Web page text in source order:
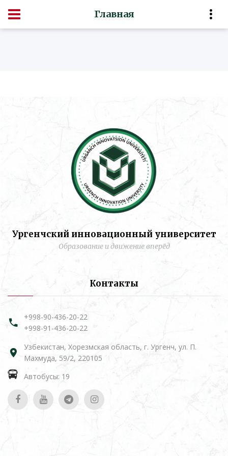
Главная
Ургенчский инновационный университет
Образование и движение вперёд
Контакты
+998-90-436-20-22
+998-91-436-20-22
Узбекистан, Хорезмская область, г. Ургенч, ул. П.
Махмуда, 59/2, 220105
Автобусы: 19